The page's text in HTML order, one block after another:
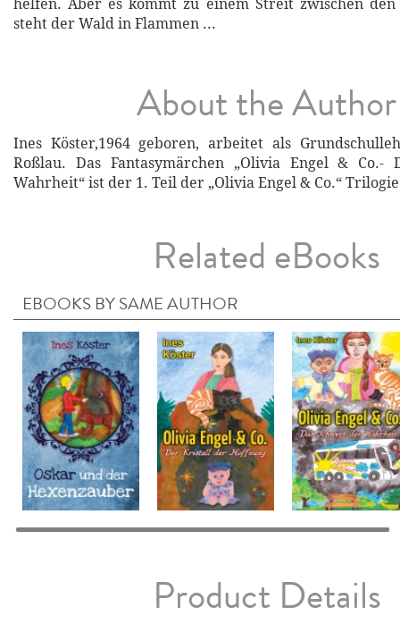
steht der Wald in Flammen ...
About the Author
Ines Köster,1964 geboren, arbeitet als
Roßlau. Das Fantasymärchen „Olivia Engel & Co.-
Wahrheit“ ist der 1. Teil der „Olivia Engel & Co.“
Related eBooks
EBOOKS BY SAME AUTHOR
Product Details